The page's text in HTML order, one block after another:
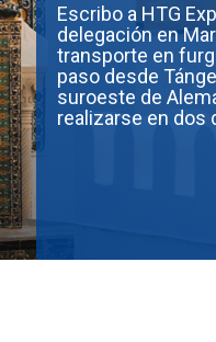
Escribo a HTG
delegación en
transporte en
paso desde
suroeste de
realizarse en dos